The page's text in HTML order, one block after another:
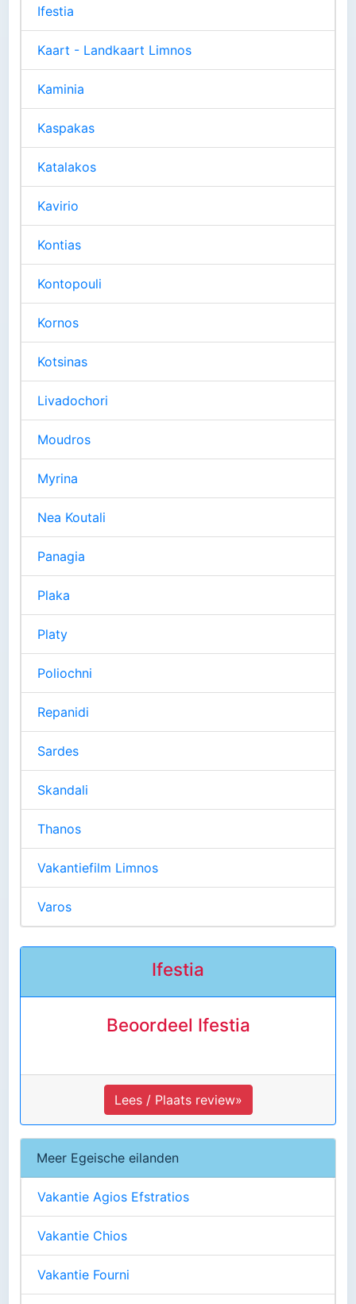
Ifestia
Kaart - Landkaart Limnos
Kaminia
Kaspakas
Katalakos
Kavirio
Kontias
Kontopouli
Kornos
Kotsinas
Livadochori
Moudros
Myrina
Nea Koutali
Panagia
Plaka
Platy
Poliochni
Repanidi
Sardes
Skandali
Thanos
Vakantiefilm Limnos
Varos
Ifestia
Beoordeel Ifestia
Lees / Plaats review»
Meer Egeische eilanden
Vakantie Agios Efstratios
Vakantie Chios
Vakantie Fourni